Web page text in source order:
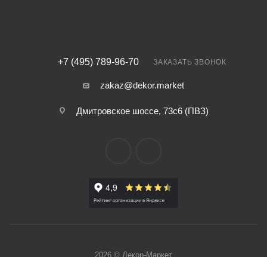
+7 (495) 789-96-70 ЗАКАЗАТЬ ЗВОНОК
zakaz@dekor.market
Дмитровское шоссе, 73с6 (ПВЗ)
2026 © Декор-Маркет